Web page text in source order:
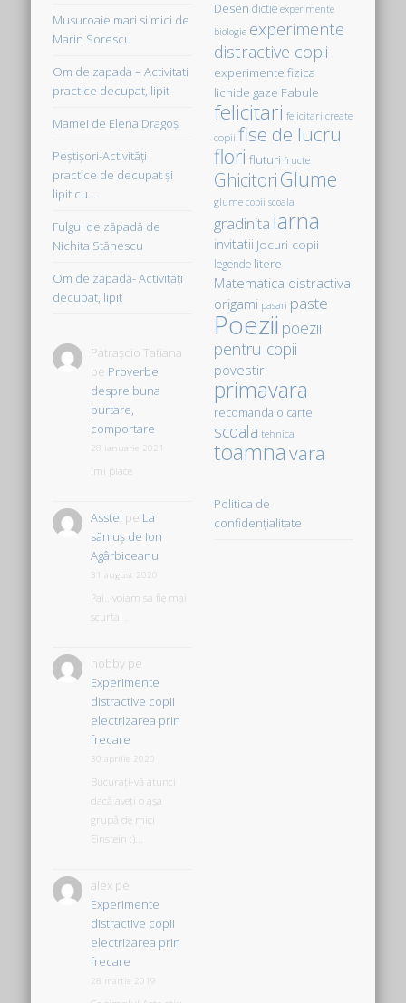
Musuroaie mari si mici de
Marin Sorescu
Om de zapada – Activitati
practice decupat, lipit
Mamei de Elena Dragoş
Peştişori-Activităţi
practice de decupat şi
lipit cu…
Fulgul de zăpadă de
Nichita Stănescu
Om de zăpadă- Activităţi
decupat, lipit
Patrașcio Tatiana
pe Proverbe
despre buna
purtare,
comportare
28 ianuarie 2021
îmi place
Asstel pe La
săniuş de Ion
Agârbiceanu
31 august 2020
Pai...voiam sa fie mai
scurta. .
hobby pe
Experimente
distractive copii
electrizarea prin
frecare
30 aprilie 2020
Bucurați-vă atunci
dacă aveți o așa
grupă de mici
Einstein :)...
alex pe
Experimente
distractive copii
electrizarea prin
frecare
28 martie 2019
Desen dictie experimente
biologie experimente
distractive copii
experimente fizica
lichide gaze Fabule
felicitari felicitari create
copii fise de lucru
flori fluturi fructe
GhicitoriGlume
glume copii scoala
gradinita iarna
invitatii Jocuri copii
legende litere
Matematica distractiva
origami pasari paste
Poezii poezii
pentru copii
povestiri
primavara
recomanda o carte
scoala tehnica
toamnavara
Politica de
confidențialitate